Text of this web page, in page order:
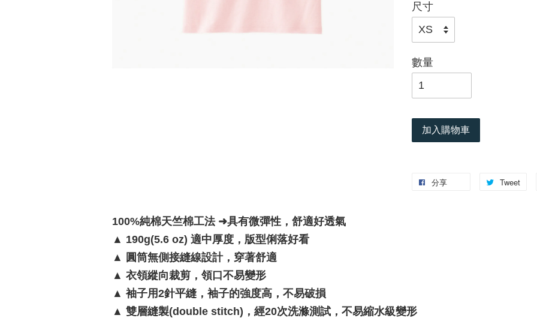
尺寸
數量
加入購物車
分享 Tweet
100%純棉天竺棉工法 ➜具有微彈性，舒適好透氣
▲ 190g(5.6 oz) 適中厚度，版型俐落好看
▲ 圓筒無側接縫線設計，穿著舒適
▲ 衣領縱向裁剪，領口不易變形
▲ 袖子用2針平縫，袖子的強度高，不易破損
▲ 雙層縫製(double stitch)，經20次洗滌測試，不易縮水級變形